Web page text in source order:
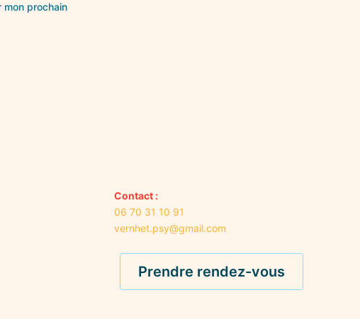
mon prochain
Contact :
06 70 31 10 91
vernhet.psy@gmail.com
Prendre rendez-vous